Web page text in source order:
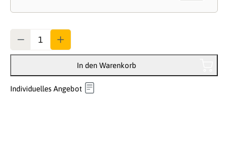
In den Warenkorb
Individuelles Angebot